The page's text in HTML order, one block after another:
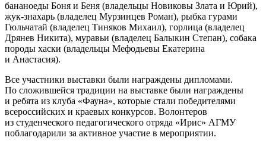
бананоеды Боня и Беня (владельцы Новиковы Злата и Юрий),
жук-знахарь (владелец Мурзинцев Роман), рыбка гурами
Гюльчатай (владелец Тиняков Михаил), горлица (владелец
Дрянев Никита), муравьи (владелец Балыкин Степан), собака
породы хаски (владельцы Мефодьевы Екатерина
и Анастасия).
Все участники выставки были награждены дипломами.
По сложившейся традиции на выставке были награждены
и ребята из клуба «Фауна», которые стали победителями
всероссийских и краевых конкурсов. Волонтеров
из студенческого педагогического отряда «Ирис» АГМУ
поблагодарили за активное участие в мероприятии.